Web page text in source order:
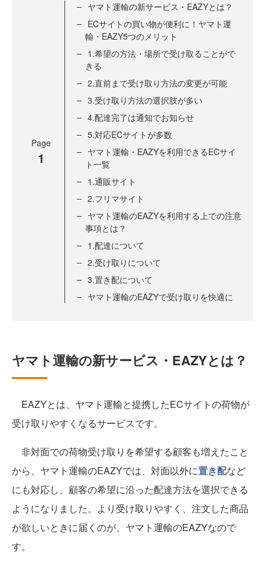
Page
1
ヤマト運輸の新サービス・EAZYとは？
ECサイトの買い物が便利に！ヤマト運
輸・EAZY5つのメリット
1.希望の方法・場所で受け取ることがで
きる
2.直前まで受け取り方法の変更が可能
3.受け取り方法の選択肢が多い
4.配達完了は通知でお知らせ
5.対応ECサイトが多数
ヤマト運輸・EAZYを利用できるECサイ
ト一覧
1.通販サイト
2.フリマサイト
ヤマト運輸のEAZYを利用する上での注意
事項とは？
1.配達について
2.受け取りについて
3.置き配について
ヤマト運輸のEAZYで受け取りを快適に
ヤマト運輸の新サービス・EAZYとは？
EAZYとは、ヤマト運輸と提携したECサイトの荷物が
受け取りやすくなるサービスです。
非対面での荷物受け取りを希望する顧客も増えたこと
から、ヤマト運輸のEAZYでは、対面以外に置き配など
にも対応し、顧客の希望に沿った配達方法を選択できる
ようになりました。より受け取りやすく、注文した商品
が欲しいときに届くのが、ヤマト運輸のEAZYなので
す。